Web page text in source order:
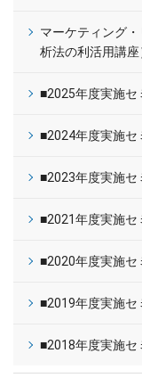
マーケティング
析法の利活用講座
■2025年度実施セ
■2024年度実施セ
■2023年度実施セ
■2021年度実施セ
■2020年度実施セ
■2019年度実施セ
■2018年度実施セ